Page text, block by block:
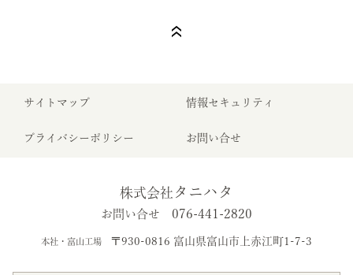
サイトマップ 情報セキュリティ
プライバシーポリシー お問い合せ
株式会社 タニハタ
お問い合せ 076-441-2820
本社・富山工場 〒930-0816 富山県富山市上赤江町1-7-3